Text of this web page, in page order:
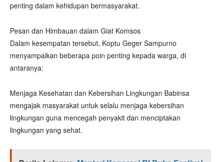
penting dalam kehidupan bermasyarakat.
Pesan dan Himbauan dalam Giat Komsos
Dalam kesempatan tersebut, Koptu Geger Sampurno
menyampaikan beberapa poin penting kepada warga, di
antaranya:
Menjaga Kesehatan dan Kebersihan Lingkungan Babinsa
mengajak masyarakat untuk selalu menjaga kebersihan
lingkungan guna mencegah penyakit dan menciptakan
lingkungan yang sehat.